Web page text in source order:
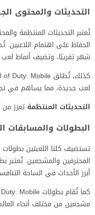
التحديثات والمحتوى
تُعتبر التحديثات المنتظمة
شهر تقريبًا، وتضيف أنماط
لعب جديدة، مما يساهم في
التحديثات المنتظمة تعزز من
البطولات والمسابقات
تستضيف كلتا اللعبتين بطولات
أبرز الأحداث في الساحة
مشجعين من مختلف أنحاء